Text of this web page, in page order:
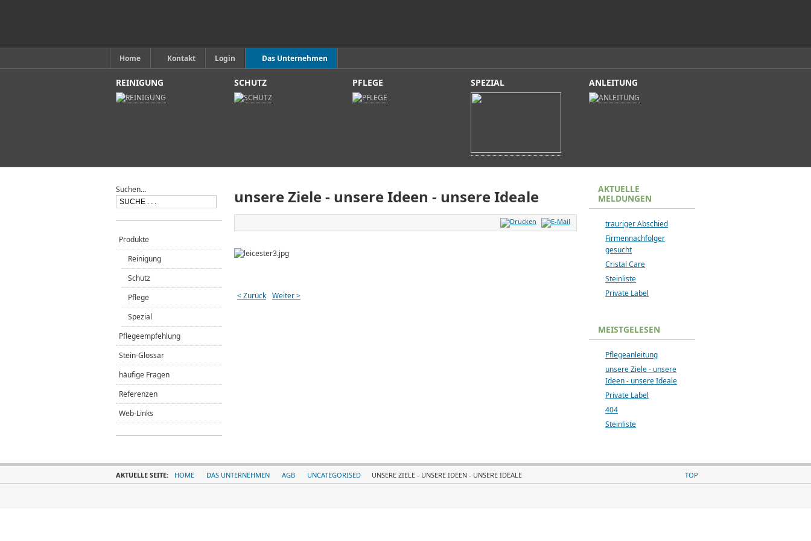
Home Kontakt Login Das Unternehmen
REINIGUNG SCHUTZ PFLEGE SPEZIAL ANLEITUNG
unsere Ziele - unsere Ideen - unsere Ideale
< Zurück Weiter >
Suchen...
Produkte
Reinigung
Schutz
Pflege
Spezial
Pflegeempfehlung
Stein-Glossar
häufige Fragen
Referenzen
Web-Links
AKTUELLE
MELDUNGEN
trauriger Abschied
Firmennachfolger
gesucht
Cristal Care
Steinliste
Private Label
MEISTGELESEN
Pflegeanleitung
unsere Ziele - unsere
Ideen - unsere Ideale
Private Label
404
Steinliste
AKTUELLE SEITE: HOME DAS UNTERNEHMEN AGB UNCATEGORISED UNSERE ZIELE - UNSERE IDEEN - UNSERE IDEALE TOP